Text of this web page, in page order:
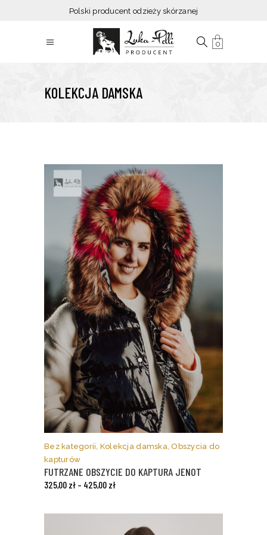
Polski producent odzieży skórzanej
0
KOLEKCJA DAMSKA
Ten
produkt
wiele
wariantów.
Opcje
Bez kategorii, Kolekcja damska,Obszycia do
kapturów
FUTRZANE OBSZYCIE DO KAPTURA JENOT
325,00 zł – 425,00 zł